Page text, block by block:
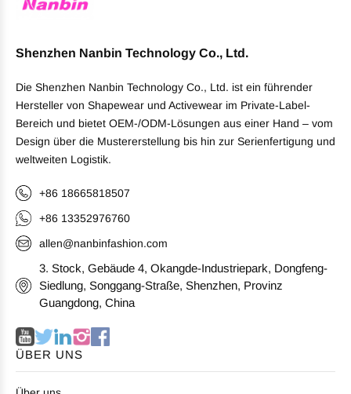
Shenzhen Nanbin Technology Co., Ltd.
Die Shenzhen Nanbin Technology Co., Ltd. ist ein führender
Hersteller von Shapewear und Activewear im Private-Label-
Bereich und bietet OEM-/ODM-Lösungen aus einer Hand – vom
Design über die Mustererstellung bis hin zur Serienfertigung und
weltweiten Logistik.
+86 18665818507
+86 13352976760
allen@nanbinfashion.com
3. Stock, Gebäude 4, Okangde-Industriepark, Dongfeng-
Siedlung, Songgang-Straße, Shenzhen, Provinz
Guangdong, China
ÜBER UNS